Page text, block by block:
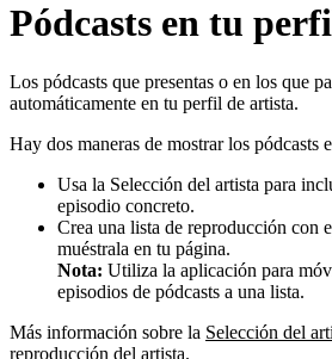
Pódcasts en tu
Los pódcasts que presentas o en los que
automáticamente en tu perfil de artista.
Hay dos maneras de mostrar los pódcasts
Usa la Selección del artista para
episodio concreto.
Crea una lista de reproducción con
muéstrala en tu página.
Nota: Utiliza la aplicación para
episodios de pódcasts a una lista.
Más información sobre la Selección del
reproducción del artista.